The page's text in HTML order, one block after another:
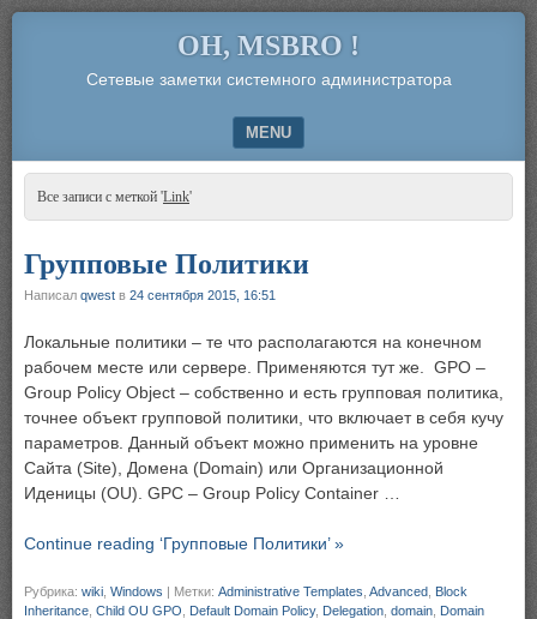
OH, MSBRO !
Сетевые заметки системного администратора
MENU
SKIP TO CONTENT
Все записи с меткой 'Link'
Групповые Политики
Написал qwest в 24 сентября 2015, 16:51
Локальные политики – те что располагаются на конечном
рабочем месте или сервере. Применяются тут же. GPO –
Group Policy Object – собственно и есть групповая политика,
точнее объект групповой политики, что включает в себя кучу
параметров. Данный объект можно применить на уровне
Сайта (Site), Домена (Domain) или Организационной
Иденицы (OU). GPC – Group Policy Container …
Continue reading ‘Групповые Политики’ »
Рубрика: wiki Windows | Метки: Administrative Templates Advanced Block
Inheritance Child OU GPO Default Domain Policy, Delegation domain Domain